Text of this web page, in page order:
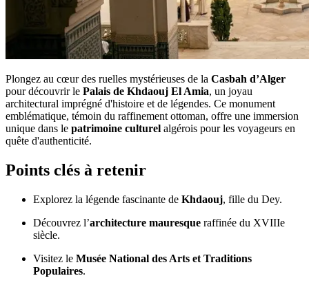
Plongez au cœur des ruelles mystérieuses de la Casbah d’Alger
pour découvrir le Palais de Khdaouj El Amia, un joyau
architectural imprégné d'histoire et de légendes. Ce monument
emblématique, témoin du raffinement ottoman, offre une immersion
unique dans le patrimoine culturel algérois pour les voyageurs en
quête d'authenticité.
Points clés à retenir
Explorez la légende fascinante de Khdaouj, fille du Dey.
Découvrez l’architecture mauresque raffinée du XVIIIe
siècle.
Visitez le Musée National des Arts et Traditions
Populaires.